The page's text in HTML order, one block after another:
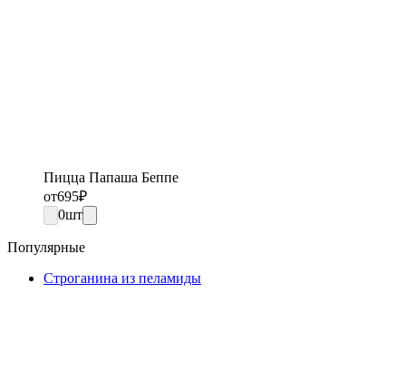
Пицца Папаша Беппе
от695₽
0шт
Популярные
Строганина из пеламиды